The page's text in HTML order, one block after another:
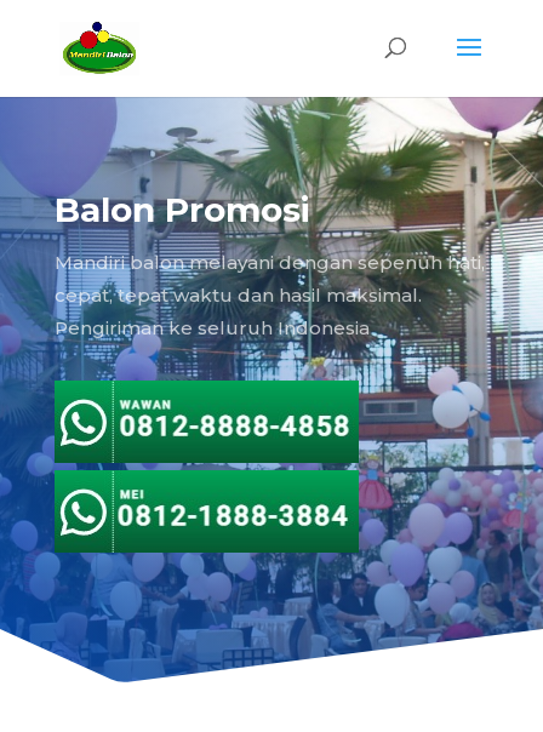
Balon Promosi
Mandiri balon melayani dengan sepenuh hati,
cepat, tepat waktu dan hasil maksimal.
Pengiriman ke seluruh Indonesia